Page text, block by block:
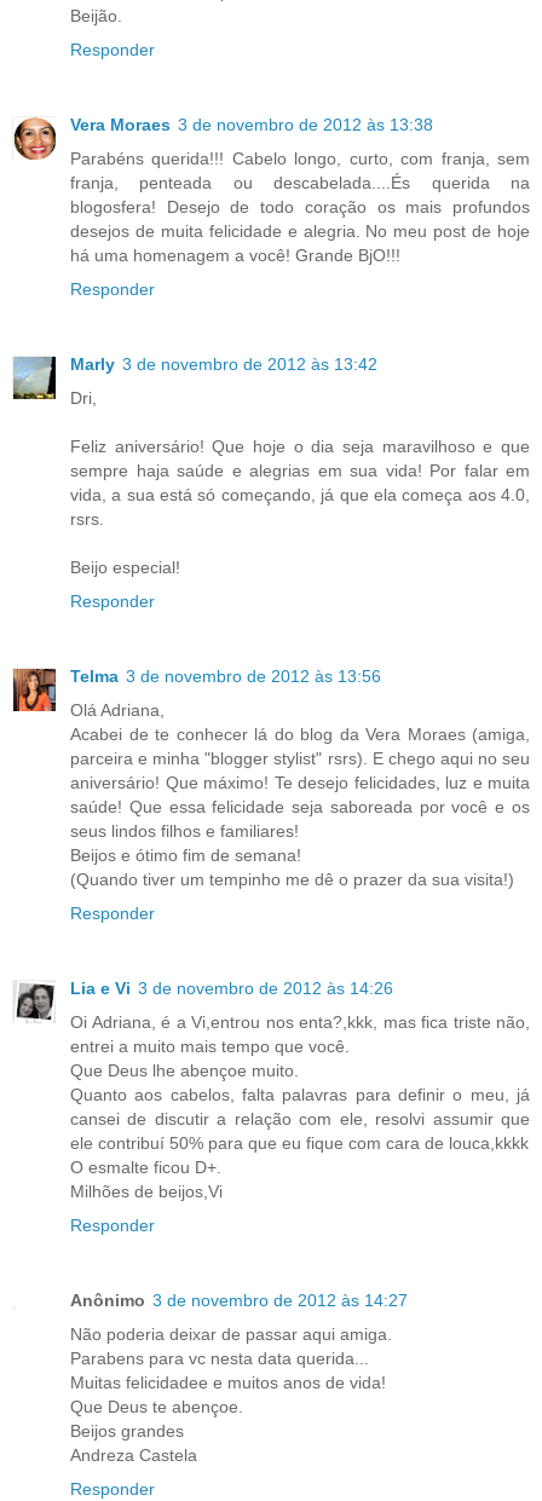
Beijão.
Responder
Vera Moraes 3 de novembro de 2012 às 13:38
Parabéns querida!!! Cabelo longo, curto, com franja, sem
franja, penteada ou descabelada....És querida na
blogosfera! Desejo de todo coração os mais profundos
desejos de muita felicidade e alegria. No meu post de hoje
há uma homenagem a você! Grande BjO!!!
Responder
Marly 3 de novembro de 2012 às 13:42
Dri,
Feliz aniversário! Que hoje o dia seja maravilhoso e que
sempre haja saúde e alegrias em sua vida! Por falar em
vida, a sua está só começando, já que ela começa aos 4.0,
rsrs.
Beijo especial!
Responder
Telma 3 de novembro de 2012 às 13:56
Olá Adriana,
Acabei de te conhecer lá do blog da Vera Moraes (amiga,
parceira e minha "blogger stylist" rsrs). E chego aqui no seu
aniversário! Que máximo! Te desejo felicidades, luz e muita
saúde! Que essa felicidade seja saboreada por você e os
seus lindos filhos e familiares!
Beijos e ótimo fim de semana!
(Quando tiver um tempinho me dê o prazer da sua visita!)
Responder
Lia e Vi 3 de novembro de 2012 às 14:26
Oi Adriana, é a Vi,entrou nos enta?,kkk, mas fica triste não,
entrei a muito mais tempo que você.
Que Deus lhe abençoe muito.
Quanto aos cabelos, falta palavras para definir o meu, já
cansei de discutir a relação com ele, resolvi assumir que
ele contribuí 50% para que eu fique com cara de louca,kkkk
O esmalte ficou D+.
Milhões de beijos,Vi
Responder
Anônimo 3 de novembro de 2012 às 14:27
Não poderia deixar de passar aqui amiga.
Parabens para vc nesta data querida...
Muitas felicidadee e muitos anos de vida!
Que Deus te abençoe.
Beijos grandes
Andreza Castela
Responder